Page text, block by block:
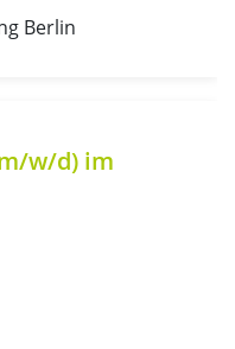
Berlin
w/d) im